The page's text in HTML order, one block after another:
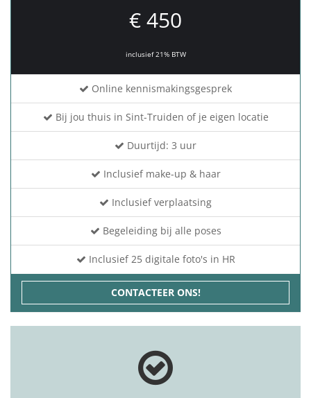
€ 450
inclusief 21% BTW
Online kennismakingsgesprek
Bij jou thuis in Sint-Truiden of je eigen locatie
Duurtijd: 3 uur
Inclusief make-up & haar
Inclusief verplaatsing
Begeleiding bij alle poses
Inclusief 25 digitale foto's in HR
CONTACTEER ONS!